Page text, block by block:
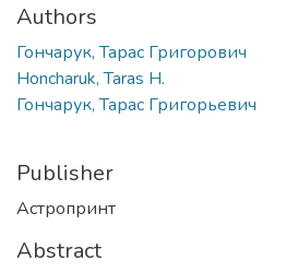
Authors
Гончарук, Тарас Григорович
Honcharuk, Taras H.
Гончарук, Тарас Григорьевич
Publisher
Астропринт
Abstract